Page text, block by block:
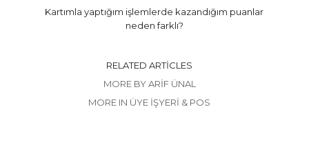
Kartımla yaptığım işlemlerde kazandığım puanlar
neden farklı?
RELATED ARTICLES
MORE BY ARIF ÜNAL
MORE IN ÜYE İŞYERI & POS